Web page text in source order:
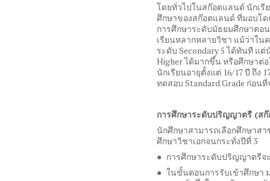
โดยทั่วไปในสก๊อตแลนด์ นักเ
ศึกษาของสก๊อตแลนด์ ที่มอบโ
การศึกษาระดับมัธยมศึกษาตอ
เรียนหลากหลายวิชา แม้ว่าใน
ระดับ Secondary 5ได้ทันที แต่
Higherได้มากขึ้น หรือศึกษาต่
นักเรียนอายุตั้งแต่ 16/17ปี ถึง
ทดสอบ Standard Grade ก่อนที่
การศึกษาระดับปริญญาตรี (ส
นักศึกษาสามารถเลือกศึกษาส
ศึกษาวิชาเอกจนกระทั่งปีที่ 3
การศึกษาระดับปริญญาตรีจ
ในขั้นตอนการรับเข้าศึกษา